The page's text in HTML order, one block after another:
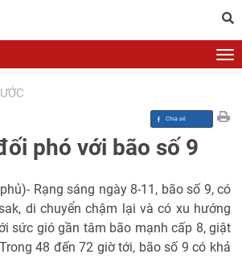
phó với bão số 9
Rạng sáng ngày 8-11, bão số 9, có
di chuyển chậm lại và có xu hướng
sức gió gần tâm bão mạnh cấp 8, giật
48 đến 72 giờ tới, bão số 9 có khả